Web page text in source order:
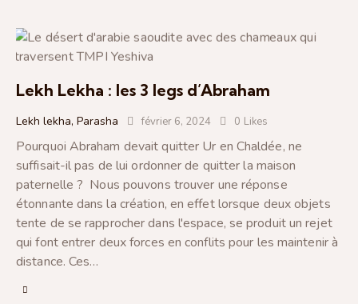
Lekh Lekha : les 3 legs d’Abraham
Lekh lekha, Parasha février 6, 2024 0 Likes
Pourquoi Abraham devait quitter Ur en Chaldée, ne
suffisait-il pas de lui ordonner de quitter la maison
paternelle ? Nous pouvons trouver une réponse
étonnante dans la création, en effet lorsque deux objets
tente de se rapprocher dans l'espace, se produit un rejet
qui font entrer deux forces en conflits pour les maintenir à
distance. Ces…